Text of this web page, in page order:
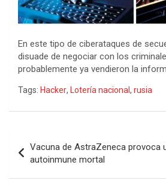
En este tipo de ciberataques de
disuade de negociar con los
probablemente ya vendieron la
Tags: Hacker, Lotería nacional , rusia
de
entradas
Vacuna de AstraZeneca provoca
autoinmune mortal